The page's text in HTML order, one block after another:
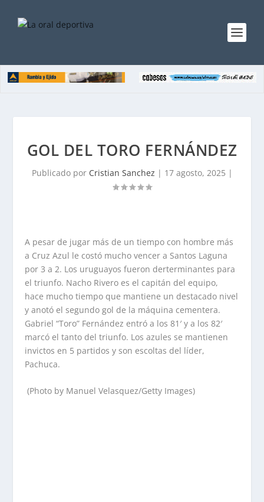
GOL DEL TORO FERNÁNDEZ
Publicado por Cristian Sanchez | 17 agosto, 2025 |
A pesar de jugar más de un tiempo con hombre más
a Cruz Azul le costó mucho vencer a Santos Laguna
por 3 a 2. Los uruguayos fueron derterminantes para
el triunfo. Nacho Rivero es el capitán del equipo,
hace mucho tiempo que mantiene un destacado nivel
y anotó el segundo gol de la máquina cementera.
Gabriel “Toro” Fernández entró a los 81′ y a los 82′
marcó el tanto del triunfo. Los azules se mantienen
invictos en 5 partidos y son escoltas del líder,
Pachuca.
(Photo by Manuel Velasquez/Getty Images)